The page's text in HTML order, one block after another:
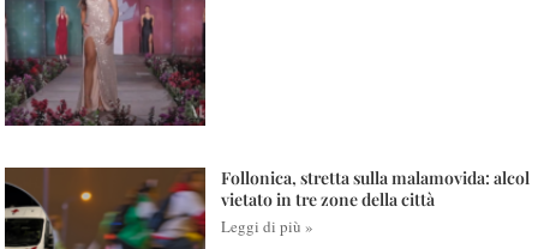
Follonica, stretta sulla malamovida: alcol
vietato in tre zone della città
Leggi di più »